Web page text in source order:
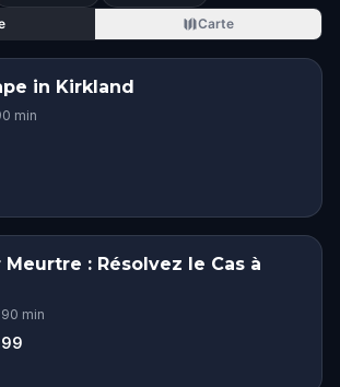
Carte
in Kirkland
min
: Résolvez le Cas à
min